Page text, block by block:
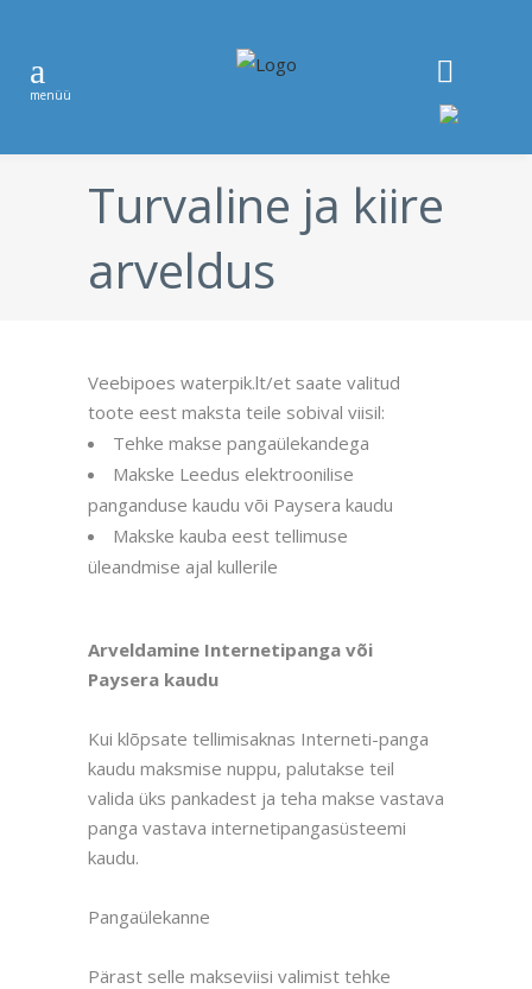
Turvaline ja kiire
arveldus
Veebipoes waterpik.lt/et saate valitud
toote eest maksta teile sobival viisil:
Tehke makse pangaülekandega
Makske Leedus elektroonilise
panganduse kaudu või Paysera kaudu
Makske kauba eest tellimuse
üleandmise ajal kullerile
Arveldamine Internetipanga või
Paysera kaudu
Kui klõpsate tellimisaknas Interneti-panga
kaudu maksmise nuppu, palutakse teil
valida üks pankadest ja teha makse vastava
panga vastava internetipangasüsteemi
kaudu.
Pangaülekanne
Pärast selle makseviisi valimist tehke